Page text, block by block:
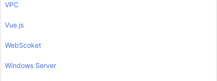
VPC
Vue.js
WebScoket
Windows Server